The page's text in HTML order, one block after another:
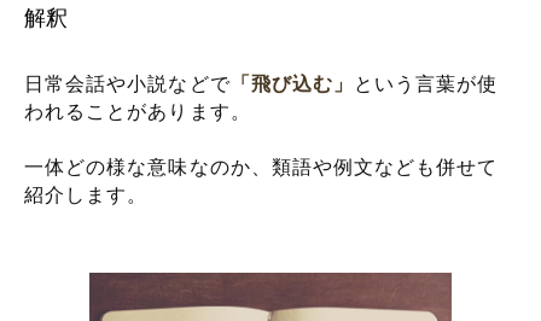
解釈
日常会話や小説などで「飛び込む」
という言葉が使
われることがあります。
一体どの様な意味なのか、類語や例文なども併せて
紹介します。